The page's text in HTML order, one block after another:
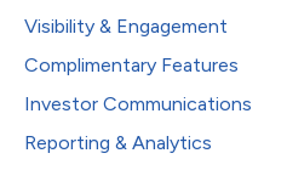
Visibility & Engagement
Complimentary Features
Investor Communications
Reporting & Analytics